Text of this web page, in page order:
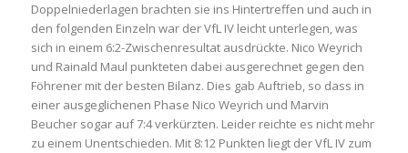
Doppelniederlagen brachten sie ins Hintertreffen und auch in
den folgenden Einzeln war der VfL IV leicht unterlegen, was
sich in einem 6:2-Zwischenresultat ausdrückte. Nico Weyrich
und Rainald Maul punkteten dabei ausgerechnet gegen den
Föhrener mit der besten Bilanz. Dies gab Auftrieb, so dass in
einer ausgeglichenen Phase Nico Weyrich und Marvin
Beucher sogar auf 7:4 verkürzten. Leider reichte es nicht mehr
zu einem Unentschieden. Mit 8:12 Punkten liegt der VfL IV zum